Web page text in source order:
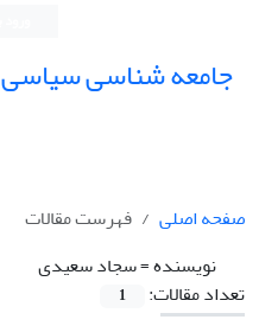
جامعه شناسی سیاسی
صفحه اصلی
فهرست مقالات
نویسنده =سجاد سعیدی
تعداد مقالات:
1